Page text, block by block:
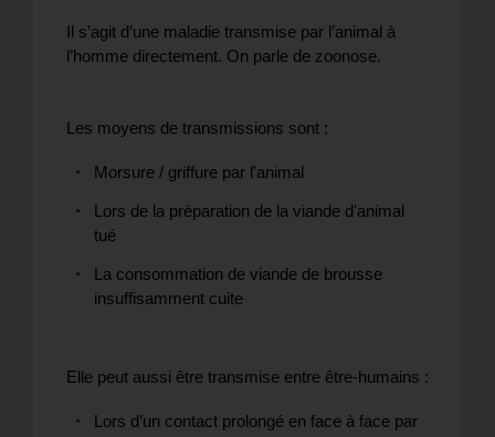
Il s’agit d’une maladie transmise par l’animal à
l’homme directement. On parle de zoonose.
Les moyens de transmissions sont :
Morsure / griffure par l'animal
Lors de la préparation de la viande d'animal
tué
La consommation de viande de brousse
insuffisamment cuite
Elle peut aussi être transmise entre être-humains :
Lors d’un contact prolongé en face à face par